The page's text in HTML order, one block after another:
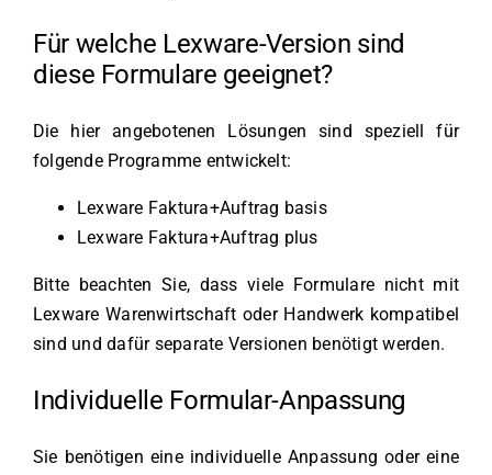
Für welche Lexware-Version sind
diese Formulare geeignet?
Die hier angebotenen Lösungen sind speziell für
folgende Programme entwickelt:
Lexware Faktura+Auftrag basis
Lexware Faktura+Auftrag plus
Bitte beachten Sie, dass viele Formulare nicht mit
Lexware Warenwirtschaft oder Handwerk kompatibel
sind und dafür separate Versionen benötigt werden.
Individuelle Formular-Anpassung
Sie benötigen eine individuelle Anpassung oder eine